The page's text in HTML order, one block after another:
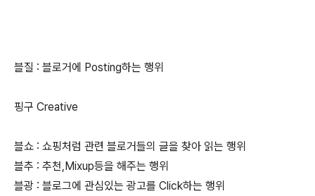
블질 : 블로거에 Posting하는 행위
핑구 Creative
블쇼 : 쇼핑처럼 관련 블로거들의 글을 찾아 읽는 행위
블추 : 추천,Mixup등을 해주는 행위
블광 : 블로그에 관심있는 광고를 Click하는 행위